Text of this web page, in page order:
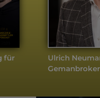
für
Ulrich
Köpfe /